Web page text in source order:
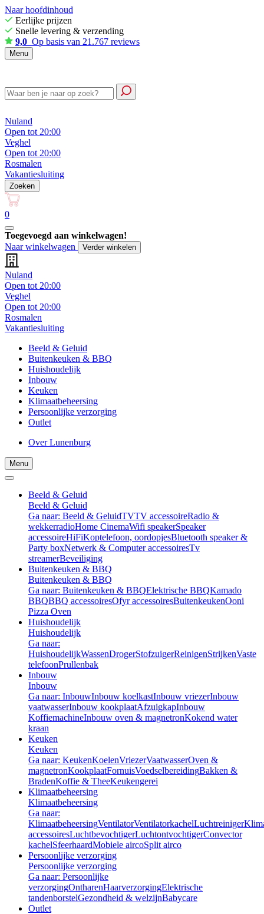
Naar hoofdinhoud
Eerlijke prijzen
Snelle levering & verzending
9,0 Op basis van 21.767 reviews
Menu
Nuland
Open tot 20:00
Veghel
Open tot 20:00
Rosmalen
Vakantiesluiting
Zoeken
0
Toegevoegd aan winkelwagen!
Naar winkelwagen
Verder winkelen
Nuland
Open tot 20:00
Veghel
Open tot 20:00
Rosmalen
Vakantiesluiting
Beeld & Geluid
Buitenkeuken & BBQ
Huishoudelijk
Inbouw
Keuken
Klimaatbeheersing
Persoonlijke verzorging
Outlet
Over Lunenburg
Menu
Beeld & Geluid
Beeld & Geluid
Ga naar: Beeld & GeluidTVTV accessoireRadio &
wekkerradioHome CinemaWifi speakerSpeaker
accessoireHiFiKoptelefoon, oordopjesBluetooth speaker &
Party boxNetwerk & Computer accessoiresTv
streamerBeveiliging
Buitenkeuken & BBQ
Buitenkeuken & BBQ
Ga naar: Buitenkeuken & BBQElektrische BBQKamado
BBQBBQ accessoiresOfyr accessoiresBuitenkeukenOoni
Pizza Oven
Huishoudelijk
Huishoudelijk
Ga naar:
HuishoudelijkWassenDrogerStofzuigerReinigenStrijkenVaste
telefoonPrullenbak
Inbouw
Inbouw
Ga naar: InbouwInbouw koelkastInbouw vriezerInbouw
vaatwasserInbouw kookplaatAfzuigkapInbouw
KoffiemachineInbouw oven & magnetronKokend water
kraan
Keuken
Keuken
Ga naar: KeukenKoelenVriezerVaatwasserOven &
magnetronKookplaatFornuisVoedselbereidingBakken &
BradenKoffie & TheeKeukengerei
Klimaatbeheersing
Klimaatbeheersing
Ga naar:
KlimaatbeheersingVentilatorVentilatorkachelLuchtreiniger
accessoiresLuchtbevochtigerLuchtontvochtigerConvector
kachelSfeerhaardMobiele aircoSplit airco
Persoonlijke verzorging
Persoonlijke verzorging
Ga naar: Persoonlijke
verzorgingOntharenHaarverzorgingElektrische
tandenborstelGezondheid & welzijnBabycare
Outlet